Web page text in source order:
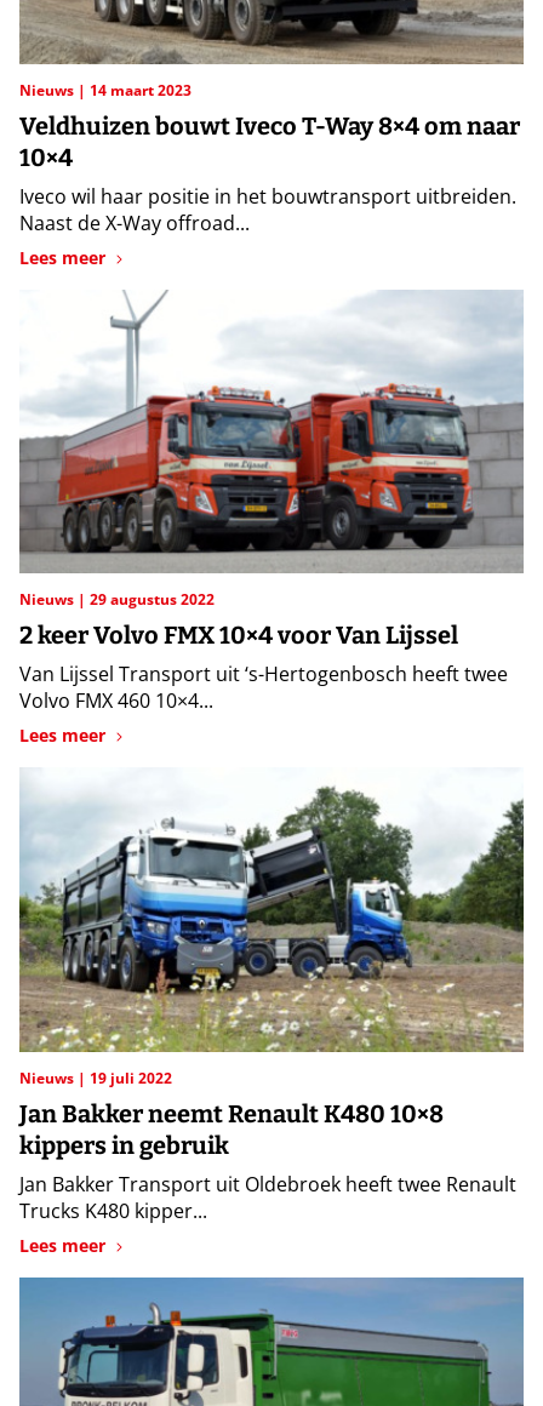
Nieuws 14 maart 2023
Veldhuizen bouwt Iveco T-Way 8×4 om naar
10×4
Iveco wil haar positie in het bouwtransport uitbreiden.
Naast de X-Way offroad...
Lees meer
Nieuws 29 augustus 2022
2 keer Volvo FMX 10×4 voor Van Lijssel
Van Lijssel Transport uit ‘s-Hertogenbosch heeft twee
Volvo FMX 460 10×4...
Lees meer
Nieuws 19 juli 2022
Jan Bakker neemt Renault K480 10×8
kippers in gebruik
Jan Bakker Transport uit Oldebroek heeft twee Renault
Trucks K480 kipper...
Lees meer